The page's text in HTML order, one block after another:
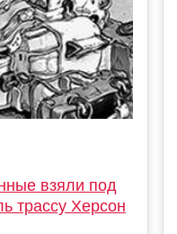
взяли под
трассу Херсон